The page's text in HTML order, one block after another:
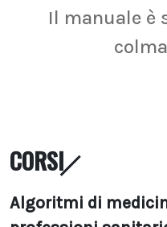
Il manuale è
CORSI
Algoritmi di